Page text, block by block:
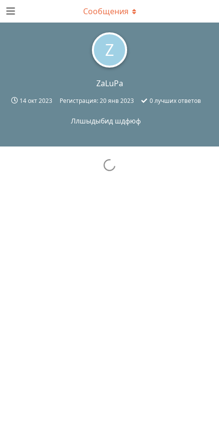
Z
ZaLuPa
14 окт 2023 Регистрация:20 янв 2023 0лучших ответов
Ллшыдыбид шдфюф
Сообщения